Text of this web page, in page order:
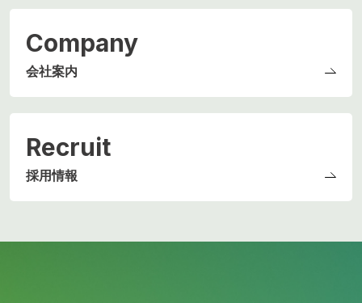
Company
会社案内
Recruit
採用情報